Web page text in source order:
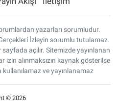
yazarları sorumludur.
İzleyin sorumlu tutulamaz.
açılır. Sitemizde yayınlanan
izin alınmaksızın kaynak gösterilse
ve yayınlanamaz
© 2026